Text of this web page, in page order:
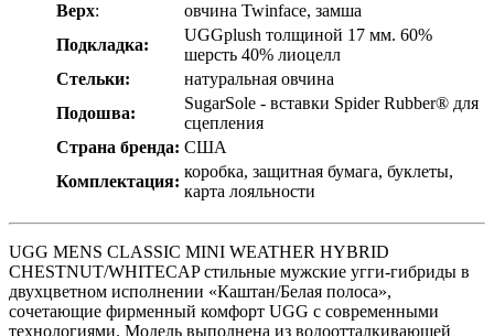
Верх:
овчина Twinface, замша
Подкладка:
UGGplush толщиной 17 мм. 60%
шерсть 40% лиоцелл
Стельки:
натуральная овчина
Подошва:
SugarSole - вставки Spider Rubber® для
сцепления
Страна бренда: США
Комплектация:
коробка, защитная бумага, буклеты,
карта лояльности
UGG MENS CLASSIC MINI WEATHER HYBRID
CHESTNUT/WHITECAP стильные мужские угги-гибриды в
двухцветном исполнении «Каштан/Белая полоса»,
сочетающие фирменный комфорт UGG с современными
технологиями. Модель выполнена из водоотталкивающей